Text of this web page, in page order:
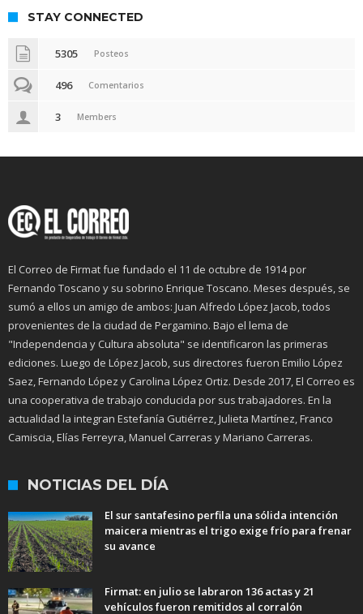
STAY CONNECTED
5305 Posteos
496 Comentarios
3 Members
El Correo de Firmat fue fundado el 11 de octubre de 1914 por
Fernando Toscano y su sobrino Enrique Toscano. Meses después, se
sumó a ellos un amigo de ambos: Juan Alfredo López Jacob, todos
provenientes de la ciudad de Pergamino. Bajo el lema de
"Independencia y Cultura absoluta" se identificaron las primeras
ediciones. Luego de López Jacob, sus directores fueron Emilio López
Saez, Fernando López y Carolina López Ortiz. Desde 2017, El Correo es
una cooperativa de trabajo conducida por sus trabajadores. En la
actualidad la integran Estefanía Gutiérrez, Julieta Martínez, Franco
Camiscia, Elías Ferreyra, Manuel Carreras y Mariano Carreras.
NOTICIAS DEL DÍA
El sur santafesino perfila una sólida intención
maicera mientras el trigo exige frío para frenar
su avance
Firmat: en julio se labraron 136 actas y 21
vehículos fueron remitidos al corralón